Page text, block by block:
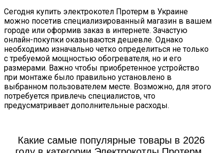
Сегодня купить электрокотел Протерм в Украине
можно посетив специализированный магазин в вашем
городе или оформив заказ в интернете. Зачастую
онлайн-покупки оказываются дешевле. Однако
необходимо изначально четко определиться не только
с требуемой мощностью обогревателя, но и его
размерами. Важно чтобы приобретенное устройство
при монтаже было правильно установлено в
выбранном пользователем месте. Возможно, для этого
потребуется привлечь специалистов, что
предусматривает дополнительные расходы.